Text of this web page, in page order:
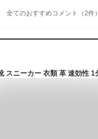
全てのおすすめコメント（2件）